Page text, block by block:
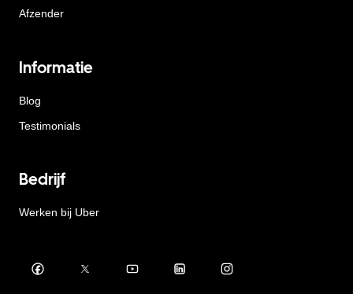
Afzender
Informatie
Blog
Testimonials
Bedrijf
Werken bij Uber